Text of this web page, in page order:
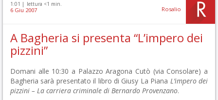
1:01 | lettura <1 min.
6 Giu 2007 Rosalio
A Bagheria si presenta “L’impero dei
pizzini”
Domani alle 10:30 a Palazzo Aragona Cutò (via Consolare) a
Bagheria sarà presentato il libro di Giusy La Piana L’impero dei
pizzini – La carriera criminale di Bernardo Provenzano.